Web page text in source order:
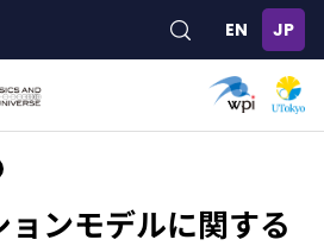
ョンモデルに関する